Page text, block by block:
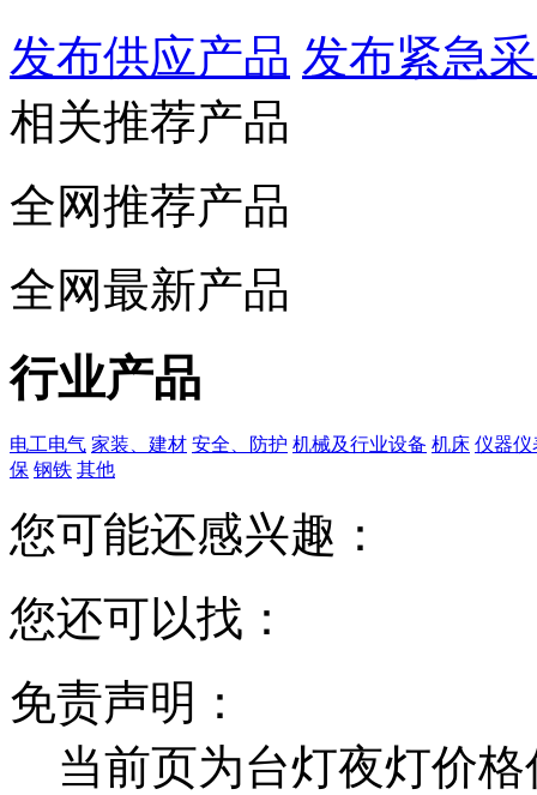
发布供应产品 发布紧急
相关推荐产品
全网推荐产品
全网最新产品
行业产品
电工电气 家装、建材 安全、防护 机械及行业设备 机床 仪器仪
保 钢铁 其他
您可能还感兴趣：
您还可以找：
免责声明：
当前页为台灯夜灯价